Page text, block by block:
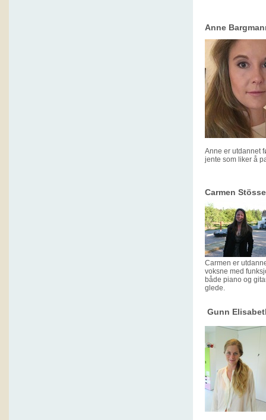
Anne
Anne er utdannet
jente som liker å
Carmen
Carmen er
voksne med
både piano og
glede.
Gunn